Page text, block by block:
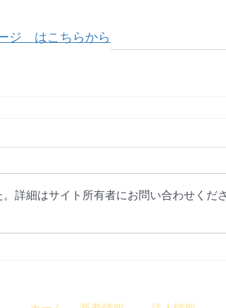
ジ　はこちらから
詳細はサイト所有者にお問い合わせくだ